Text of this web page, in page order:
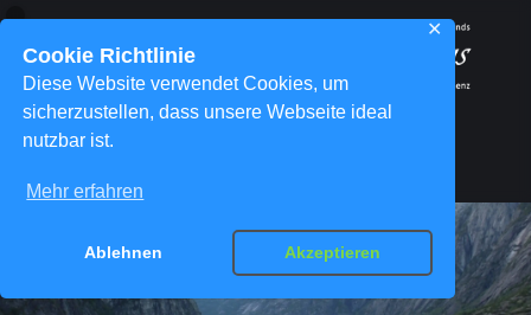
Cookie Richtlinie
Diese Website verwendet Cookies, um
sicherzustellen, dass unsere Webseite ideal
nutzbar ist.
Mehr erfahren
Ablehnen Akzeptieren
✕
Betrug statt Wissenschaft – Wenn
Forscher schummeln